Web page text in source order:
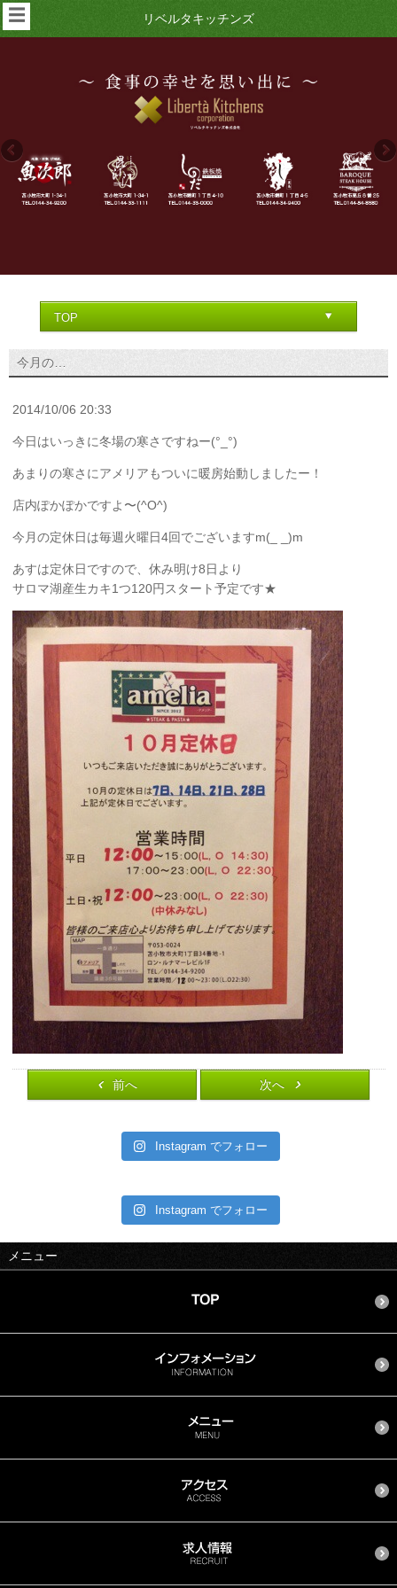
リベルタキッチンズ
☰
今月の…
2014/10/06 20:33
今日はいっきに冬場の寒さですねー(°_°)
あまりの寒さにアメリアもついに暖房始動しましたー！
店内ぽかぽかですよ〜(^O^)
今月の定休日は毎週火曜日4回でございますm(_ _)m
あすは定休日ですので、休み明け8日より
サロマ湖産生カキ1つ120円スタート予定です★
前へ 次へ
Instagram でフォロー
Instagram でフォロー
メニュー